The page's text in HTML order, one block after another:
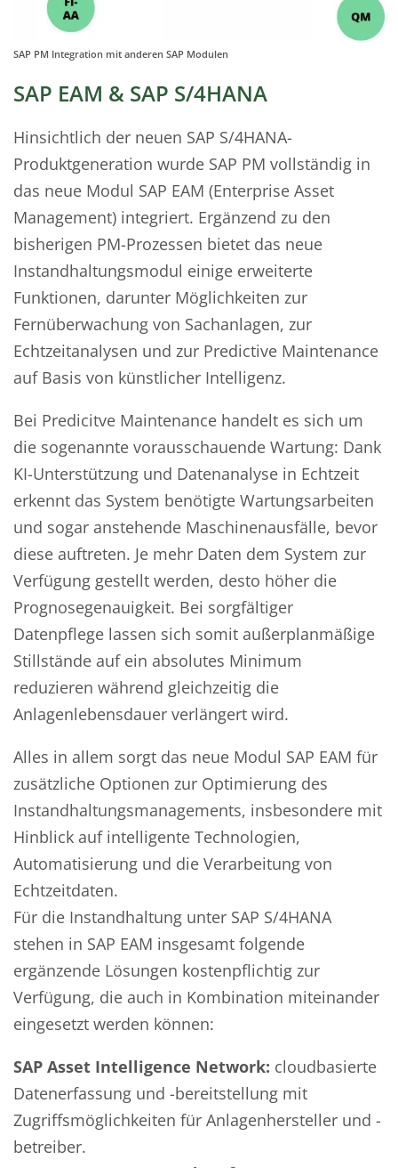
SAP PM Integration mit anderen SAP Modulen
SAP EAM & SAP S/4HANA
Hinsichtlich der neuen SAP S/4HANA-
Produktgeneration wurde SAP PM vollständig in
das neue Modul SAP EAM (Enterprise Asset
Management) integriert. Ergänzend zu den
bisherigen PM-Prozessen bietet das neue
Instandhaltungsmodul einige erweiterte
Funktionen, darunter Möglichkeiten zur
Fernüberwachung von Sachanlagen, zur
Echtzeitanalysen und zur Predictive Maintenance
auf Basis von künstlicher Intelligenz.
Bei Predicitve Maintenance handelt es sich um
die sogenannte vorausschauende Wartung: Dank
KI-Unterstützung und Datenanalyse in Echtzeit
erkennt das System benötigte Wartungsarbeiten
und sogar anstehende Maschinenausfälle, bevor
diese auftreten. Je mehr Daten dem System zur
Verfügung gestellt werden, desto höher die
Prognosegenauigkeit. Bei sorgfältiger
Datenpflege lassen sich somit außerplanmäßige
Stillstände auf ein absolutes Minimum
reduzieren während gleichzeitig die
Anlagenlebensdauer verlängert wird.
Alles in allem sorgt das neue Modul SAP EAM für
zusätzliche Optionen zur Optimierung des
Instandhaltungsmanagements, insbesondere mit
Hinblick auf intelligente Technologien,
Automatisierung und die Verarbeitung von
Echtzeitdaten.
Für die Instandhaltung unter SAP S/4HANA
stehen in SAP EAM insgesamt folgende
ergänzende Lösungen kostenpflichtig zur
Verfügung, die auch in Kombination miteinander
eingesetzt werden können:
SAP Asset Intelligence Network: cloudbasierte
Datenerfassung und -bereitstellung mit
Zugriffsmöglichkeiten für Anlagenhersteller und -
betreiber.